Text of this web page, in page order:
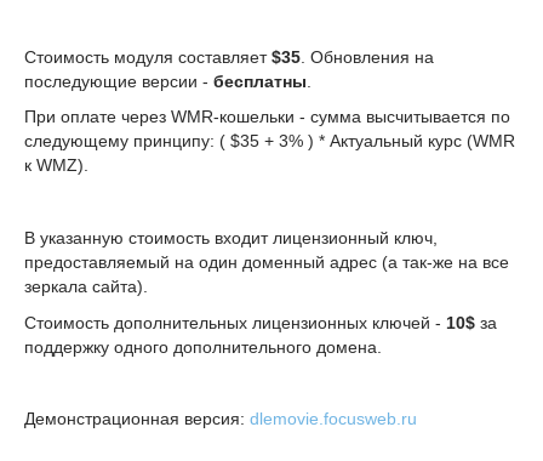
Стоимость модуля составляет$35 . Обновления на
последующие версии - бесплатны
При оплате через WMR-кошельки - сумма высчитывается по
следующему принципу: ( $35 + 3% ) * Актуальный курс (WMR
к WMZ).
В указанную стоимость входит лицензионный ключ,
предоставляемый на один доменный адрес (а так-же на все
зеркала сайта).
Стоимость дополнительных лицензионных ключей - 10$ за
поддержку одного дополнительного домена.
Демонстрационная версия: dlemovie.focusweb.ru